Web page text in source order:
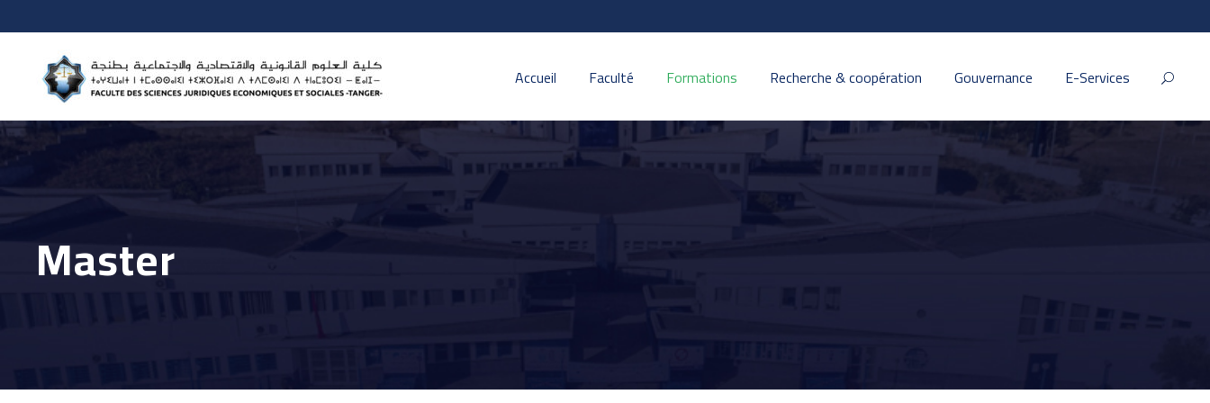
Accueil Faculté Formations Recherche & coopération Gouvernance E-Services
Master